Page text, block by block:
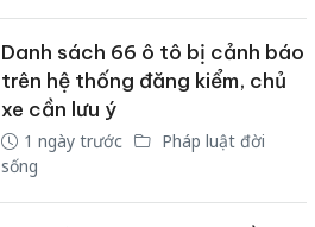
Danh sách 66 ô tô bị cảnh báo
trên hệ thống đăng kiểm, chủ
xe cần lưu ý
1 ngày trước
Pháp luật đời
sống